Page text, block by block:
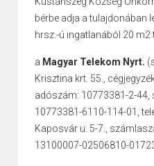
bérbe adja a tulajdonában
hrsz.-ú ingatlanából 20 m2
a Magyar Telekom Nyrt.
Krisztina krt. 55.,
adószám: 10773381-2-44,
10773381-6110-114-01,
Kaposvár u. 5-7.,
13100007-02506810-